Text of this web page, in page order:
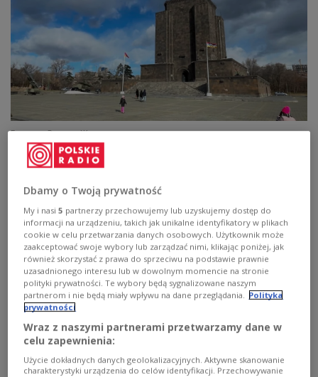
Ереван Эдуард Жолуд
7 июня Армения будет голосовать не только
будущего — продолжать курс на сближение с
Европой и США или снова вернуться в орбиту
Кремля.
Последний месяц предвыборной кампании
проходил под знаком растущего давления со
стороны Москвы — экономического,
политического и информационного. Кремль
действует в привычной логике: не только
через ультиматумы, но и через рычаги
Dbamy o Twoją prywatność
My i nasi5 partnerzy przechowujemy lub uzyskujemy dostęp do
informacji na urządzeniu, takich jak unikalne identyfikatory w plikach
cookie w celu przetwarzania danych osobowych. Użytkownik może
zaakceptować swoje wybory lub zarządzać nimi, klikając poniżej, jak
również skorzystać z prawa do sprzeciwu na podstawie prawnie
uzasadnionego interesu lub w dowolnym momencie na stronie
polityki prywatności. Te wybory będą sygnalizowane naszym
partnerom i nie będą miały wpływu na dane przeglądania.
Polityka
prywatności
Wraz z naszymi partnerami przetwarzamy dane w
celu zapewnienia:
Użycie dokładnych danych geolokalizacyjnych. Aktywne skanowanie
charakterystyki urządzenia do celów identyfikacji. Przechowywanie